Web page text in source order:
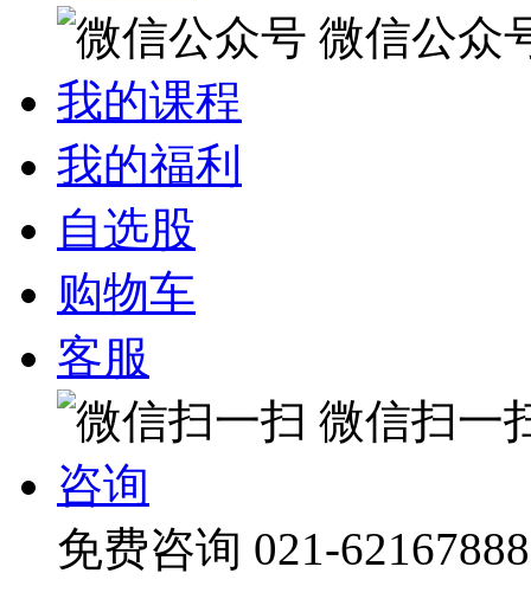
微信公众
我的课程
我的福利
自选股
购物车
客服
微信扫一
咨询
免费咨询 021-62167888